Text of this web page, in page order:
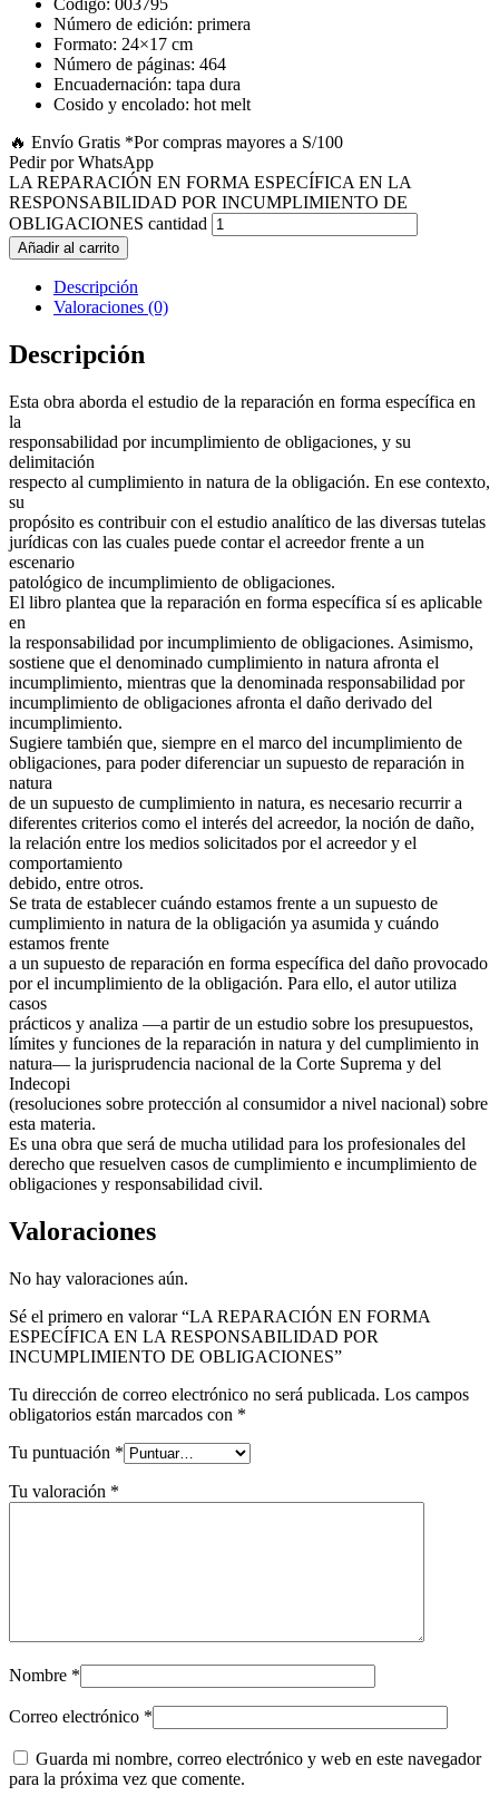
Código: 003795
Número de edición: primera
Formato: 24×17 cm
Número de páginas: 464
Encuadernación: tapa dura
Cosido y encolado: hot melt
🔥 Envío Gratis *Por compras mayores a S/100
Pedir por WhatsApp
LA REPARACIÓN EN FORMA ESPECÍFICA EN LA
RESPONSABILIDAD POR INCUMPLIMIENTO DE
OBLIGACIONES cantidad
Añadir al carrito
Descripción
Valoraciones (0)
Descripción
Esta obra aborda el estudio de la reparación en forma específica en
la
responsabilidad por incumplimiento de obligaciones, y su
delimitación
respecto al cumplimiento in natura de la obligación. En ese contexto,
su
propósito es contribuir con el estudio analítico de las diversas tutelas
jurídicas con las cuales puede contar el acreedor frente a un
escenario
patológico de incumplimiento de obligaciones.
El libro plantea que la reparación en forma específica sí es aplicable
en
la responsabilidad por incumplimiento de obligaciones. Asimismo,
sostiene que el denominado cumplimiento in natura afronta el
incumplimiento, mientras que la denominada responsabilidad por
incumplimiento de obligaciones afronta el daño derivado del
incumplimiento.
Sugiere también que, siempre en el marco del incumplimiento de
obligaciones, para poder diferenciar un supuesto de reparación in
natura
de un supuesto de cumplimiento in natura, es necesario recurrir a
diferentes criterios como el interés del acreedor, la noción de daño,
la relación entre los medios solicitados por el acreedor y el
comportamiento
debido, entre otros.
Se trata de establecer cuándo estamos frente a un supuesto de
cumplimiento in natura de la obligación ya asumida y cuándo
estamos frente
a un supuesto de reparación en forma específica del daño provocado
por el incumplimiento de la obligación. Para ello, el autor utiliza
casos
prácticos y analiza —a partir de un estudio sobre los presupuestos,
límites y funciones de la reparación in natura y del cumplimiento in
natura— la jurisprudencia nacional de la Corte Suprema y del
Indecopi
(resoluciones sobre protección al consumidor a nivel nacional) sobre
esta materia.
Es una obra que será de mucha utilidad para los profesionales del
derecho que resuelven casos de cumplimiento e incumplimiento de
obligaciones y responsabilidad civil.
Valoraciones
No hay valoraciones aún.
Sé el primero en valorar “LA REPARACIÓN EN FORMA
ESPECÍFICA EN LA RESPONSABILIDAD POR
INCUMPLIMIENTO DE OBLIGACIONES”
Tu dirección de correo electrónico no será publicada. Los campos
obligatorios están marcados con *
Tu puntuación *
Tu valoración *
Nombre *
Correo electrónico *
Guarda mi nombre, correo electrónico y web en este navegador
para la próxima vez que comente.